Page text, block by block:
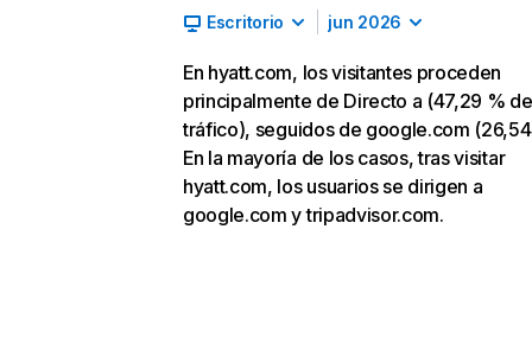
Escritorio jun 2026
En hyatt.com, los visitantes proceden
principalmente de Directo a (47,29 % de
tráfico), seguidos de google.com
En la mayoría de los casos, tras visitar
hyatt.com, los usuarios se dirigen a
google.com y tripadvisor.com.